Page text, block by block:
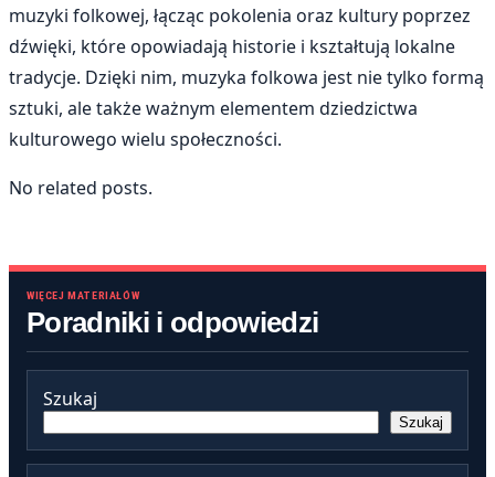
WIĘCEJ MATERIAŁÓW
Poradniki i odpowiedzi
Szukaj
Szukaj
muzyki folkowej, łącząc pokolenia oraz kultury poprzez
dźwięki, które opowiadają historie i kształtują lokalne
tradycje. Dzięki nim, muzyka folkowa jest nie tylko formą
sztuki, ale także ważnym elementem dziedzictwa
kulturowego wielu społeczności.
No related posts.